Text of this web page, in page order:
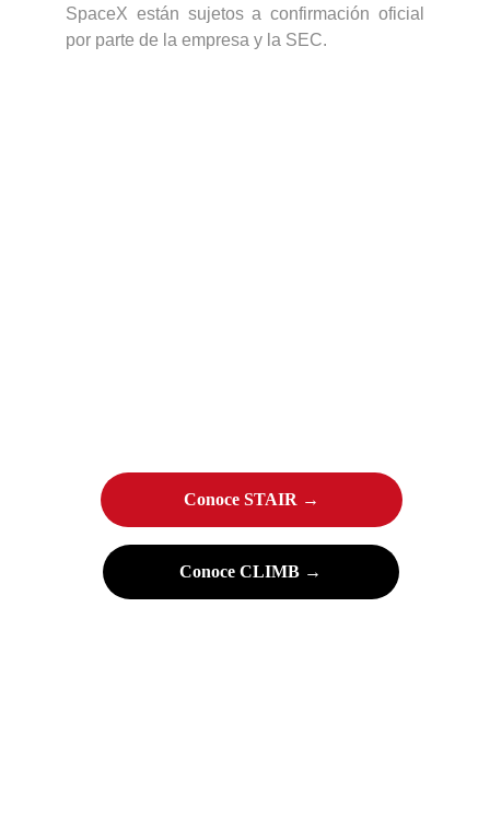
SpaceX están sujetos a confirmación oficial
por parte de la empresa y la SEC.
Conoce STAIR →
Conoce CLIMB →